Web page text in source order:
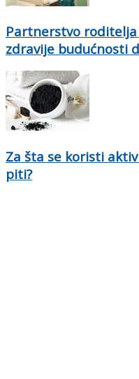
Partnerstvo
zdravije budućnosti
Za šta se koristi
piti?